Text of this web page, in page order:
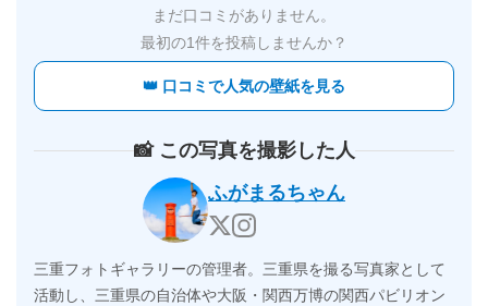
まだ口コミがありません。
最初の1件を投稿しませんか？
👑 口コミで人気の壁紙を見る
📸 この写真を撮影した人
ふがまるちゃん
三重フォトギャラリーの管理者。三重県を撮る写真家として
活動し、三重県の自治体や大阪・関西万博の関西パビリオン